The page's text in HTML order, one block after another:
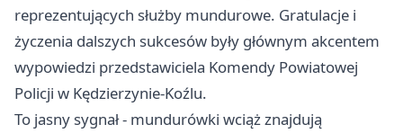
reprezentujących służby mundurowe. Gratulacje i
życzenia dalszych sukcesów były głównym akcentem
wypowiedzi przedstawiciela Komendy Powiatowej
Policji w Kędzierzynie-Koźlu.
To jasny sygnał - mundurówki wciąż znajdują